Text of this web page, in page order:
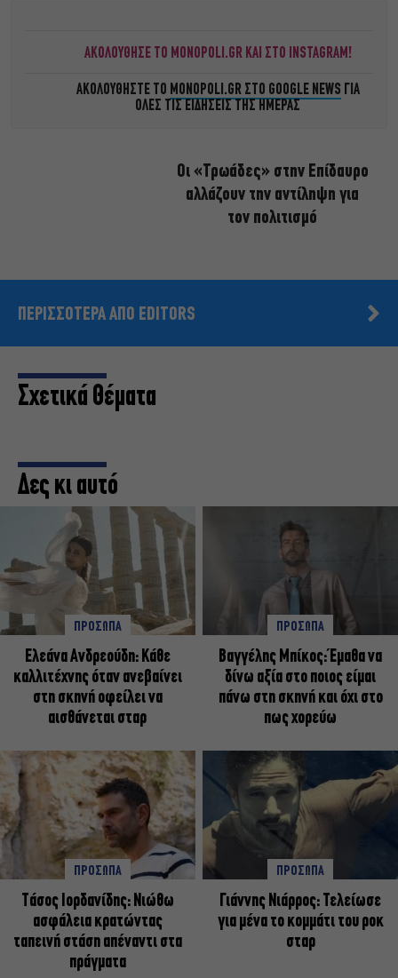
ΑΚΟΛΟΥΘΗΣΕ ΤΟ MONOPOLI.GR ΚΑΙ ΣΤΟ INSTAGRAM!
ΑΚΟΛΟΥΘΗΣΤΕ ΤΟ MONOPOLI.GR ΣΤΟ GOOGLE NEWS ΓΙΑ
ΟΛΕΣ ΤΙΣ ΕΙΔΗΣΕΙΣ ΤΗΣ ΗΜΕΡΑΣ
Οι «Τρωάδες» στην Επίδαυρο
αλλάζουν την αντίληψη για
τον πολιτισμό
ΠΕΡΙΣΣΟΤΕΡΑ ΑΠΟ EDITORS
Σχετικά Θέματα
Δες κι αυτό
ΠΡΟΣΩΠΑ
Ελεάνα Ανδρεούδη: Κάθε
καλλιτέχνης όταν ανεβαίνει
στη σκηνή οφείλει να
αισθάνεται σταρ
ΠΡΟΣΩΠΑ
Βαγγέλης Μπίκος: Έμαθα να
δίνω αξία στο ποιος είμαι
πάνω στη σκηνή και όχι στο
πως χορεύω
ΠΡΟΣΩΠΑ
Tάσος Ιορδανίδης: Νιώθω
ασφάλεια κρατώντας
ταπεινή στάση απέναντι στα
πράγματα
ΠΡΟΣΩΠΑ
Γιάννης Νιάρρος: Τελείωσε
για μένα το κομμάτι του ροκ
σταρ